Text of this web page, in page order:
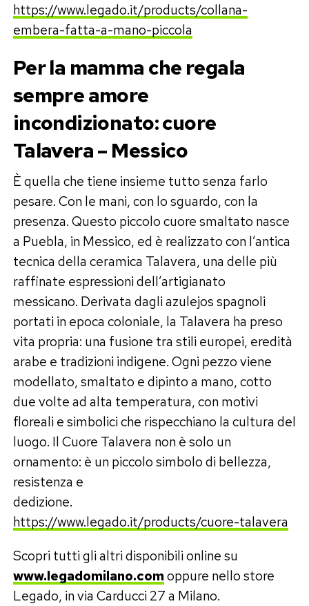
https://www.legado.it/products/collana-
embera-fatta-a-mano-piccola
Per la mamma che regala
sempre amore
incondizionato: cuore
Talavera – Messico
È quella che tiene insieme tutto senza farlo
pesare. Con le mani, con lo sguardo, con la
presenza. Questo piccolo cuore smaltato nasce
a Puebla, in Messico, ed è realizzato con l’antica
tecnica della ceramica Talavera, una delle più
raffinate espressioni dell’artigianato
messicano. Derivata dagli azulejos spagnoli
portati in epoca coloniale, la Talavera ha preso
vita propria: una fusione tra stili europei, eredità
arabe e tradizioni indigene. Ogni pezzo viene
modellato, smaltato e dipinto a mano, cotto
due volte ad alta temperatura, con motivi
floreali e simbolici che rispecchiano la cultura del
luogo. Il Cuore Talavera non è solo un
ornamento: è un piccolo simbolo di bellezza,
resistenza e
dedizione.
https://www.legado.it/products/cuore-talavera
Scopri tutti gli altri disponibili online su
www.legadomilano.comoppure nello store
Legado, in via Carducci 27 a Milano.